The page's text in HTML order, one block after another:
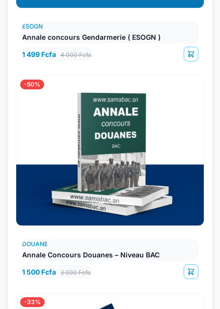
ESOGN
Annale concours Gendarmerie ( ESOGN )
1 499 Fcfa 4 000 Fcfa
-50%
DOUANE
Annale Concours Douanes – Niveau BAC
1 500 Fcfa 3 000 Fcfa
-33%